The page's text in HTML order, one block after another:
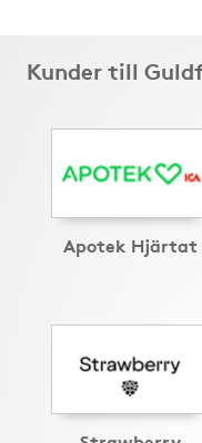
Kunder till
Apotek Hjärtat